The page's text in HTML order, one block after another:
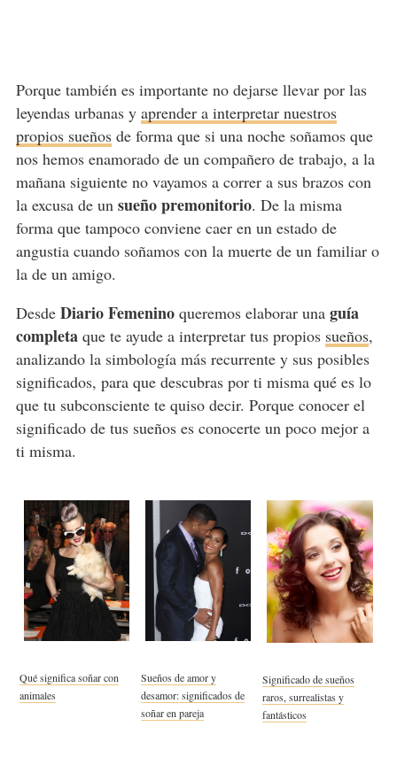
Porque también es importante no dejarse llevar por las
leyendas urbanas y aprender a interpretar nuestros
propios sueñosde forma que si una noche soñamos que
nos hemos enamorado de un compañero de trabajo, a la
mañana siguiente no vayamos a correr a sus brazos con
la excusa de un sueño premonitorio. De la misma
forma que tampoco conviene caer en un estado de
angustia cuando soñamos con la muerte de un familiar o
la de un amigo.
Desde Diario Femeninoqueremos elaborar una guía
completaque te ayude a interpretar tus propios sueños,
analizando la simbología más recurrente y sus posibles
significados, para que descubras por ti misma qué es lo
que tu subconsciente te quiso decir. Porque conocer el
significado de tus sueños es conocerte un poco mejor a
ti misma.
Qué significa soñar con
animales
Sueños de amor y
desamor: significados de
soñar en pareja
Significado de sueños
raros, surrealistas y
fantásticos